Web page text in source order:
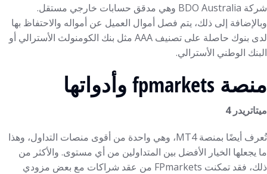
شركة BDO Australia وهي مدقق حسابات خارجي مستقل.
وبالإضافة إلى ذلك، يتم فصل أموال العميل عن أمواله والاحتفاظ بها
لدى بنوك حاصلة على تصنيف AAA مثل بنك الكومنولث الأسترالي أو
البنك الوطني الأسترالي.
منصة fpmarkets وأدواتها
ميتاتريدر 4
تُعرف أيضًا بمنصة MT4، وهي واحدة من أقوى منصات التداول، وهذا
ما يجعلها الخيار الأفضل بين المتداولين من أي مستوى. والأكثر من
ذلك، فقد تمكنت FPmarkets من عقد شراكات مع بعض مزودي